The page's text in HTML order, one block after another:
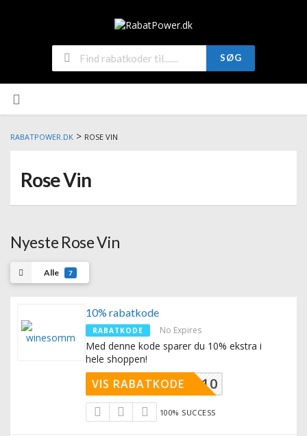
SØG
RABATPOWER.DK > ROSE VIN
Rose Vin
Nyeste Rose Vin
Alle 7
10% rabatkode
RABATKODE No Expires
Med denne kode sparer du 10% ekstra i
hele shoppen!
WINE10
VIS RABATKODE
100% SUCCESS